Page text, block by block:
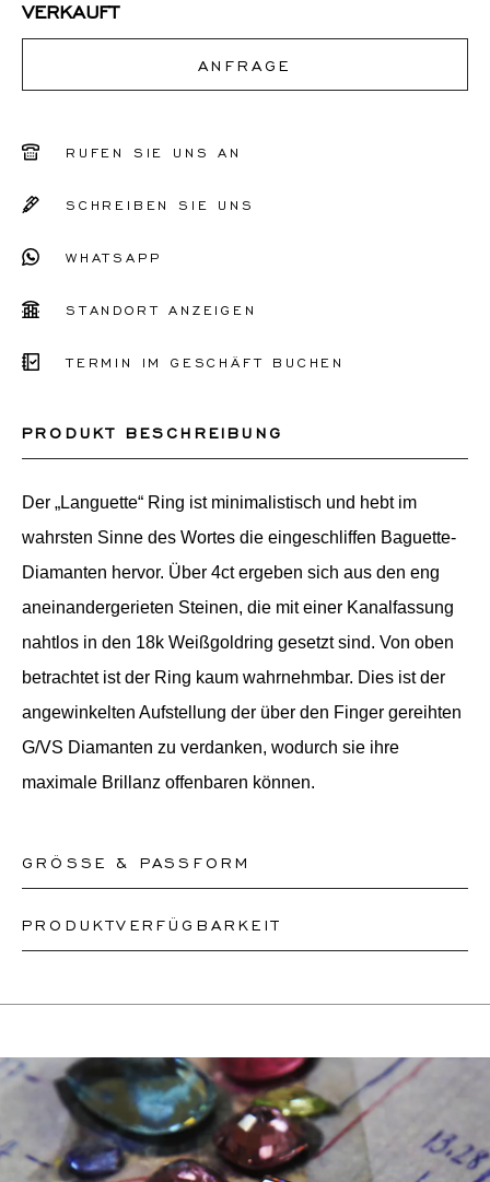
VERKAUFT
ANFRAGE
RUFEN SIE UNS AN
SCHREIBEN SIE UNS
WHATSAPP
STANDORT ANZEIGEN
TERMIN IM GESCHÄFT BUCHEN
PRODUKT BESCHREIBUNG
Der „Languette“ Ring ist minimalistisch und hebt im
wahrsten Sinne des Wortes die eingeschliffen Baguette-
Diamanten hervor. Über 4ct ergeben sich aus den eng
aneinandergerieten Steinen, die mit einer Kanalfassung
nahtlos in den 18k Weißgoldring gesetzt sind. Von oben
betrachtet ist der Ring kaum wahrnehmbar. Dies ist der
angewinkelten Aufstellung der über den Finger gereihten
G/VS Diamanten zu verdanken, wodurch sie ihre
maximale Brillanz offenbaren können.
GRÖSSE & PASSFORM
Unsere Ringe sind in den Größen 50-56 sofort lieferbar.
Wenn Sie sich über Ihre Ringgröße unsicher sind,
auszuwählen. Unsere Teammitglieder werden Ihnen per
E-Mail helfen, die richtige Ringgröße herauszufinden.
PRODUKTVERFÜGBARKEIT
Dies kann zwischen 2 Wochen und 6 Monaten dauern.
Für weitere Informationen wenden Sie sich bitte an
onlineshop@schullin.com